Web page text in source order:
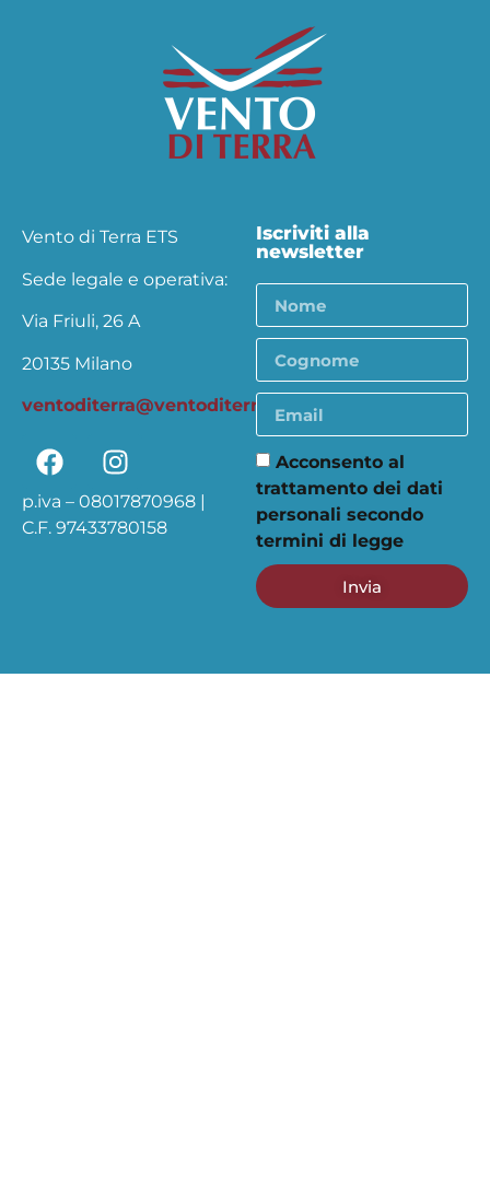
Vento di Terra ETS
Sede legale e operativa:
Via Friuli, 26 A
20135 Milano
ventoditerra@ventoditerra.org
p.iva – 08017870968 |
C.F. 97433780158
Iscriviti alla
newsletter
Acconsento al
trattamento dei dati
personali secondo
termini di legge
Invia